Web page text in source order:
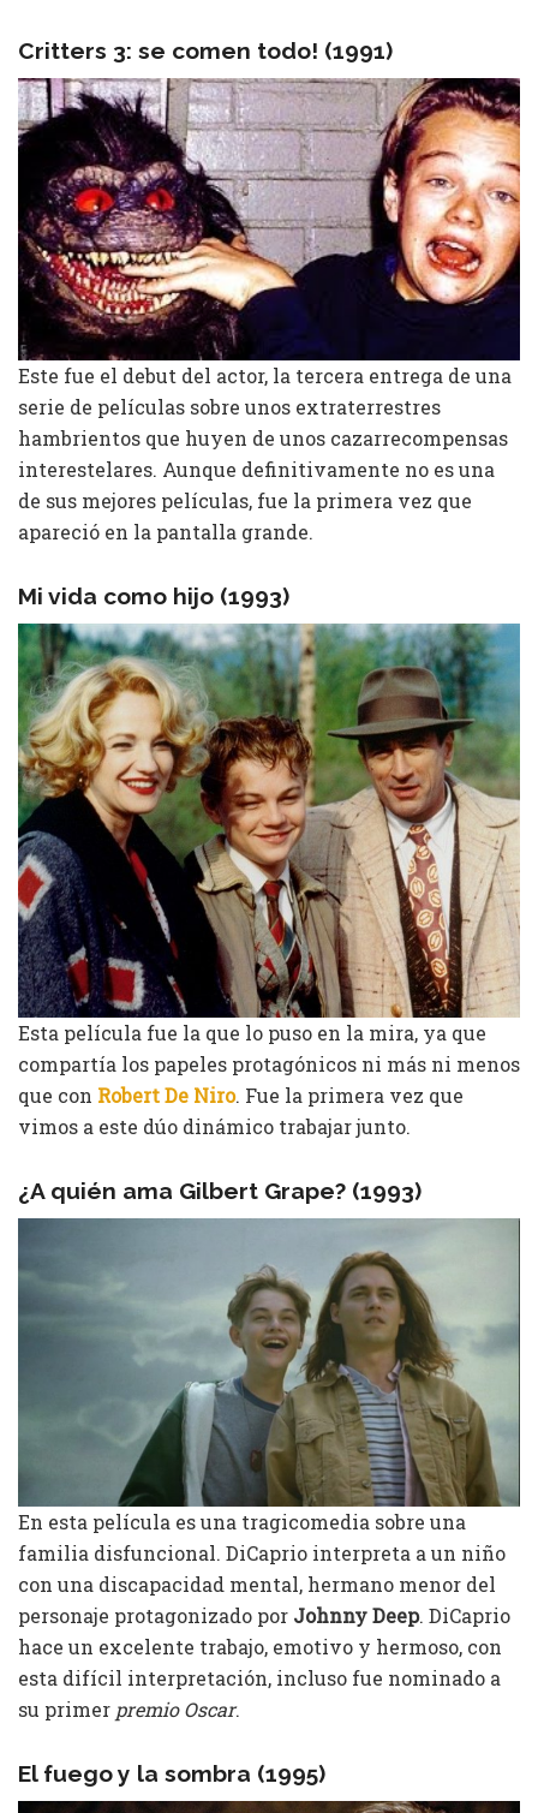
Critters 3: se comen todo! (1991)
Este fue el debut del actor, la tercera entrega de una
serie de películas sobre unos extraterrestres
hambrientos que huyen de unos cazarrecompensas
interestelares. Aunque definitivamente no es una
de sus mejores películas, fue la primera vez que
apareció en la pantalla grande.
Mi vida como hijo (1993)
Esta película fue la que lo puso en la mira, ya que
compartía los papeles protagónicos ni más ni menos
que con Robert De Niro. Fue la primera vez que
vimos a este dúo dinámico trabajar junto.
¿A quién ama Gilbert Grape? (1993)
En esta película es una tragicomedia sobre una
familia disfuncional. DiCaprio interpreta a un niño
con una discapacidad mental, hermano menor del
personaje protagonizado por Johnny Deep. DiCaprio
hace un excelente trabajo, emotivo y hermoso, con
esta difícil interpretación, incluso fue nominado a
su primer premio Oscar.
El fuego y la sombra (1995)